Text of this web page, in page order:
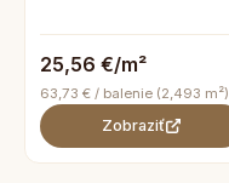
25,56 €/m²
63,73 € / balenie (2,493 m²)
Zobraziť